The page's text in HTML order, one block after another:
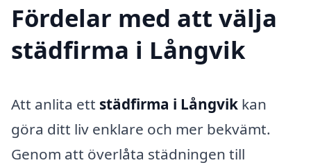
Fördelar med att välja
städfirma i Långvik
Att anlita ett städfirma i Långvik kan
göra ditt liv enklare och mer bekvämt.
Genom att överlåta städningen till